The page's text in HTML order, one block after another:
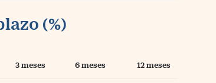
(%)
3 meses 6 meses 12 meses